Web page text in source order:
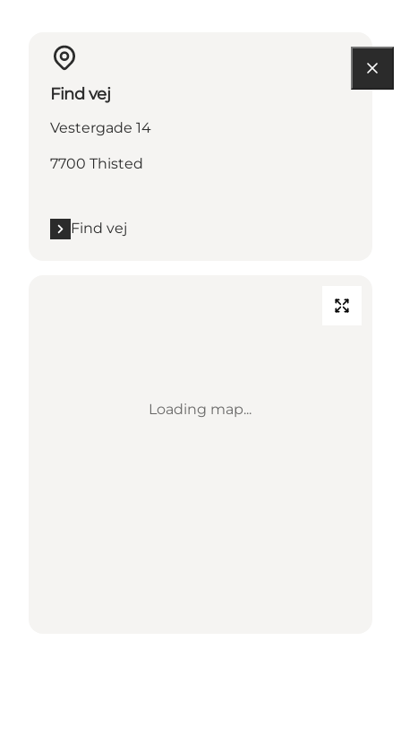
Find vej
Vestergade 14
7700 Thisted
Find vej
Loading map...